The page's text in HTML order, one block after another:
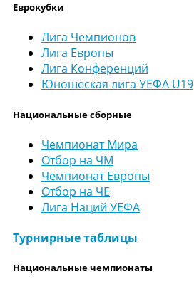
Еврокубки
Лига Чемпионов
Лига Европы
Лига Конференций
Юношеская лига УЕФА U19
Национальные сборные
Чемпионат Мира
Отбор на ЧМ
Чемпионат Европы
Отбор на ЧЕ
Лига Наций УЕФА
Турнирные таблицы
Национальные чемпионаты